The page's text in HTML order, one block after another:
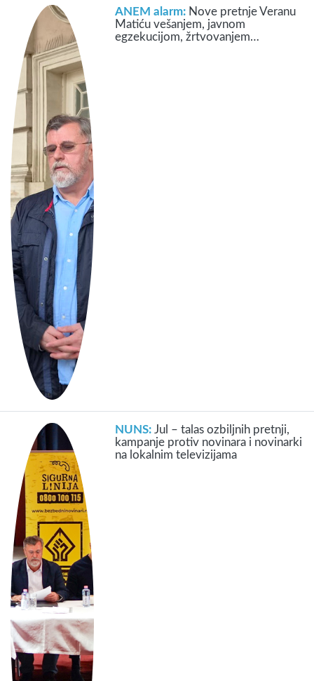
ANEM alarm: Nove pretnje Veranu
Matiću vešanjem, javnom
egzekucijom, žrtvovanjem…
NUNS:Jul – talas ozbiljnih pretnji,
kampanje protiv novinara i novinarki
na lokalnim televizijama